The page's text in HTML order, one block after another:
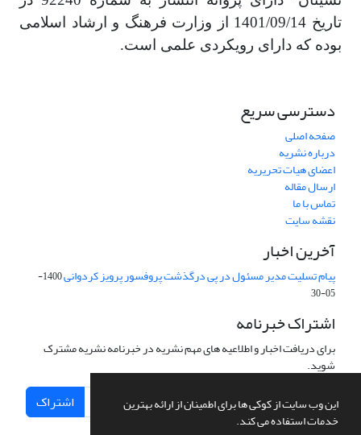
این وب سایت از کوکی ها برای اطمینان از ارائه بهترین
خدمات استفاده می کند.
تاریخ 1401/09/14 از وزارت فرهنگ و ارشاد اسلامی
بوده که دارای رویکردی علمی است.
دسترسی سریع
صفحه اصلی
درباره نشریه
اعضای هیات تحریریه
ارسال مقاله
تماس با ما
نقشه سایت
آخرین اخبار
پیام تسلیت مدیر مسئول در پی درگذشت پروفسور پرویز کردوانی
1400-
05-30
اشتراک خبرنامه
برای دریافت اخبار و اطلاعیه های مهم نشریه در خبرنامه نشریه مشترک
شوید.
اشتراک